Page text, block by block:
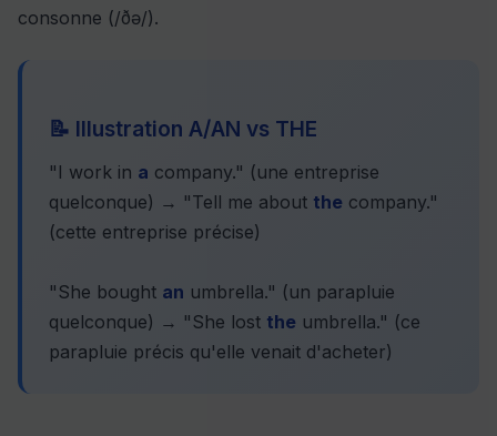
consonne (/ðə/).
📝 Illustration A/AN vs THE
"I work in a company." (une entreprise
quelconque) → "Tell me about the company."
(cette entreprise précise)
"She bought an umbrella." (un parapluie
quelconque) → "She lost the umbrella." (ce
parapluie précis qu'elle venait d'acheter)